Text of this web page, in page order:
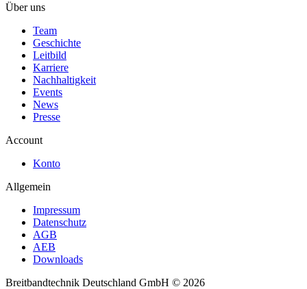
Über uns
Team
Geschichte
Leitbild
Karriere
Nachhaltigkeit
Events
News
Presse
Account
Konto
Allgemein
Impressum
Datenschutz
AGB
AEB
Downloads
Breitbandtechnik Deutschland GmbH © 2026